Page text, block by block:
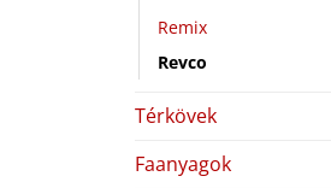
Remix
Revco
Térkövek
Faanyagok